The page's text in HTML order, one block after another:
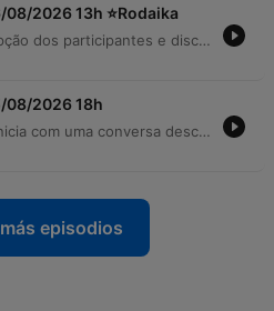
2026 13h ⭐Rodaika
O programa inicia com a recepção dos participantes e discussões sobre o Dia Nacional do Profissional da Educação, além de homenagens a aniversariantes famosos. O episódio percorre temas variados, desde notícias inusitadas em Porto Alegre até estudos sobre o envelhecimento precoce de brasileiros e as críticas de Robert Smith à FIFA. A discussão avança para os impactos da tecnologia, abordando o vício em dopamina, a falta de etiqueta no cinema e os riscos de atrofia cognitiva causados pela inteligência artificial. O programa encerra com interações descontraídas, leitura de e-mails dos ouvintes e curiosidades sobre o cotidiano.
08/2026 18h
O programa Pretinho Básico inicia com uma conversa descontraída sobre atrasos e brincadeiras internas, abordando notícias como o processo judicial de um vizinho contra Débora Seco. O episódio segue com debates sobre redes sociais, casos de legítima defesa e situações inusitadas do cotidiano. A programação inclui relatos de ouvintes sobre honestidade e o uso de bordões no trabalho, além de uma seção de classificados e a palavra do dia. O encerramento traz discussões esportivas e interações leves entre a equipe.
episodios